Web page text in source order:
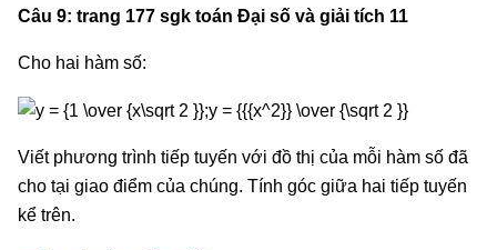
Câu 9: trang 177 sgk toán Đại số và giải tích 11
Cho hai hàm số:
Viết phương trình tiếp tuyến với đồ thị của mỗi hàm số đã
cho tại giao điểm của chúng. Tính góc giữa hai tiếp tuyến
kể trên.